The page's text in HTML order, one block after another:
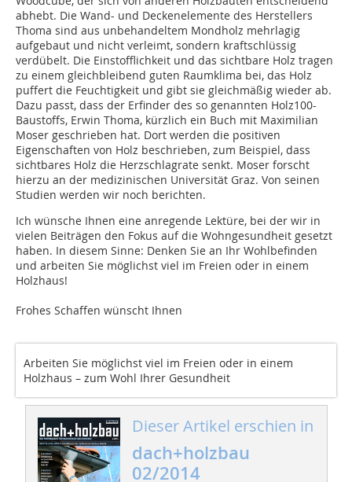
abhebt. Die Wand- und Deckenelemente des Herstellers
Thoma sind aus unbehandeltem Mondholz mehrlagig
aufgebaut und nicht verleimt, sondern kraftschlüssig
verdübelt. Die Einstofflichkeit und das sichtbare Holz tragen
zu einem gleichbleibend guten Raumklima bei, das Holz
puffert die Feuchtigkeit und gibt sie gleichmäßig wieder ab.
Dazu passt, dass der Erfinder des so genannten Holz100-
Baustoffs, Erwin Thoma, kürzlich ein Buch mit Maximilian
Moser geschrieben hat. Dort werden die positiven
Eigenschaften von Holz beschrieben, zum Beispiel, dass
sichtbares Holz die Herzschlagrate senkt. Moser forscht
hierzu an der medizinischen Universität Graz. Von seinen
Studien werden wir noch berichten.
Ich wünsche Ihnen eine anregende Lektüre, bei der wir in
vielen Beiträgen den Fokus auf die Wohngesundheit gesetzt
haben. In diesem Sinne: Denken Sie an Ihr Wohlbefinden
und arbeiten Sie möglichst viel im Freien oder in einem
Holzhaus!
Frohes Schaffen wünscht Ihnen
Arbeiten Sie möglichst viel im Freien oder in einem
Holzhaus – zum Wohl Ihrer Gesundheit
Dieser Artikel erschien in
dach+holzbau
02/2014